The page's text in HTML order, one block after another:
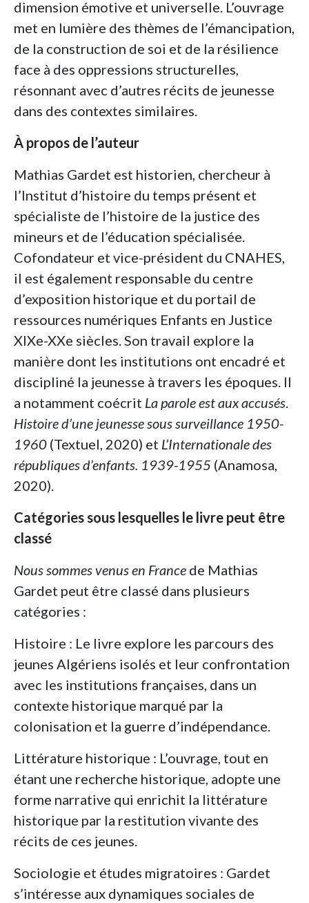
dimension émotive et universelle. L’ouvrage
met en lumière des thèmes de l’émancipation,
de la construction de soi et de la résilience
face à des oppressions structurelles,
résonnant avec d’autres récits de jeunesse
dans des contextes similaires.
À propos de l’auteur
Mathias Gardet est historien, chercheur à
l’Institut d’histoire du temps présent et
spécialiste de l’histoire de la justice des
mineurs et de l’éducation spécialisée.
Cofondateur et vice-président du CNAHES,
il est également responsable du centre
d’exposition historique et du portail de
ressources numériques Enfants en Justice
XIXe-XXe siècles. Son travail explore la
manière dont les institutions ont encadré et
discipliné la jeunesse à travers les époques. Il
a notamment coécrit La parole est aux accusés.
Histoire d’une jeunesse sous surveillance 1950-
1960 (Textuel, 2020) et L’Internationale des
républiques d’enfants. 1939-1955 (Anamosa,
2020).
Catégories sous lesquelles le livre peut être
classé
Nous sommes venus en France de Mathias
Gardet peut être classé dans plusieurs
catégories :
Histoire : Le livre explore les parcours des
jeunes Algériens isolés et leur confrontation
avec les institutions françaises, dans un
contexte historique marqué par la
colonisation et la guerre d’indépendance.
Littérature historique : L’ouvrage, tout en
étant une recherche historique, adopte une
forme narrative qui enrichit la littérature
historique par la restitution vivante des
récits de ces jeunes.
Sociologie et études migratoires : Gardet
s’intéresse aux dynamiques sociales de